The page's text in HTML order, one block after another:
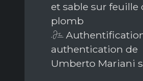
et sable sur feuille
plomb
authentication de
Umberto Mariani